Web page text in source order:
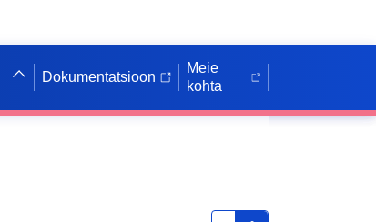
Dokumentatsioon
Meie
kohta